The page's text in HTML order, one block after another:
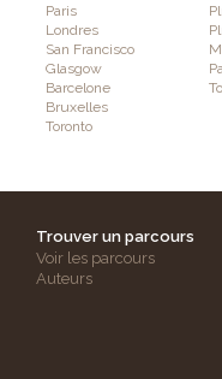
Paris
Londres
San Francisco
Glasgow
Barcelone
Bruxelles
Toronto
Trouver un parcours
Voir les parcours
Auteurs